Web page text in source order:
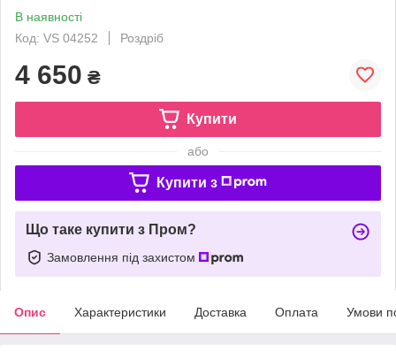
В наявності
Код: VS 04252
Роздріб
4 650 ₴
Купити
або
Купити з
Що таке купити з Пром?
Замовлення під захистом
Опис Характеристики Доставка Оплата Умови